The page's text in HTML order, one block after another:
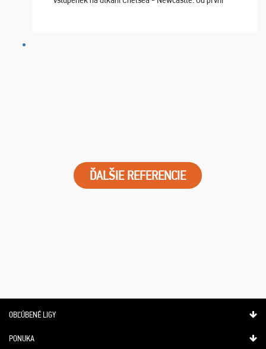
ĎALŠIE REFERENCIE
OBĽÚBENÉ LIGY
PONUKA